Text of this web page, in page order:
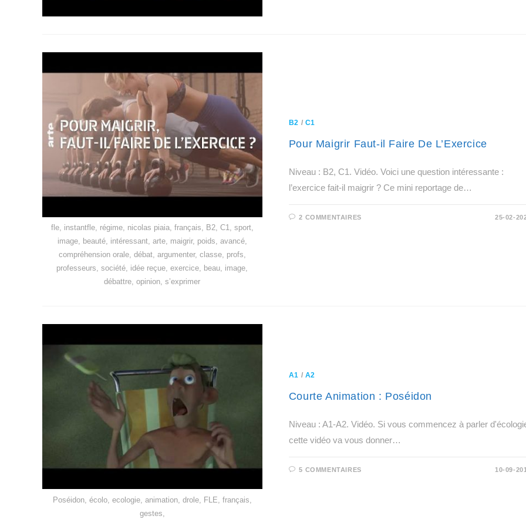
fle, instantfle, régime, nicolas piaia, français, B2, C1, sport,
image, beauté, intéressant, arte, maigrir, poids, avancé,
compréhension orale, débat, argumenter, classe, profs,
professeurs, société, idée reçue, exercice, beau, image,
débattre, opinion, s’exprimer
B2 / C1
Pour Maigrir Faut-il Faire De L’Exercice
Niveau : B2, C1. Vidéo. Voici une question intéressante :
l’exercice fait-il maigrir ? Ce mini reportage de…
2 COMMENTAIRES 25-02-
Poséidon, écolo, ecologie, animation, drole, FLE, français,
gestes,
A1 / A2
Courte Animation : Poséidon
Niveau : A1-A2. Vidéo. Si vous commencez à parler
cette vidéo va vous donner…
5 COMMENTAIRES 10-09-